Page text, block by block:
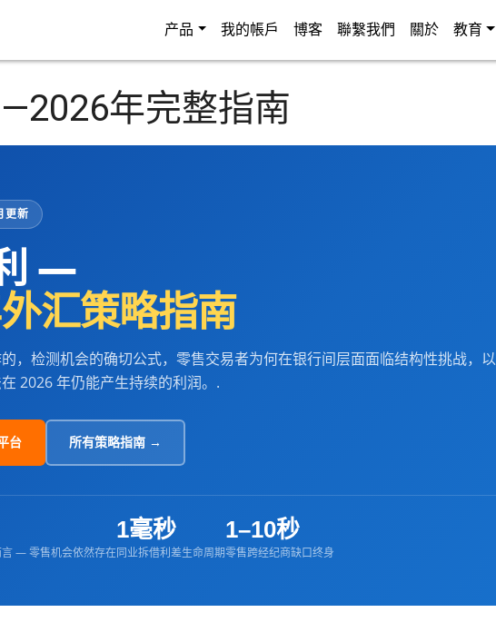
产品 我的帳戶 博客 聯繫我們 關於 教育
年完整指南
更新
—
汇策略指南
，检测机会的确切公式，零售交易者为何在银行间层面面临结构性挑战，以
2026 年仍能产生持续的利润。.
台 所有策略指南 →
— 零售机会依然存在
1毫秒
同业拆借利差生命周期
1–10秒
零售跨经纪商缺口终身